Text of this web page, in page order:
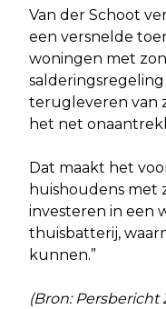
Van der Schoot
een versnelde
woningen met
terugleveren van
het net
Dat maakt het
huishoudens met
investeren in een
thuisbatterij,
kunnen.”
(Bron: Persbericht